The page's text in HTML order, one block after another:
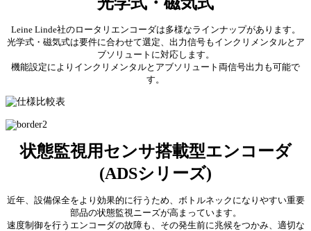
Leine Linde社のロータリエンコーダは多様なラインナップがあります。
光学式・磁気式は要件に合わせて選定、出力信号もインクリメンタルとア
ブソリュートに対応します。
機能設定によりインクリメンタルとアブソリュート両信号出力も可能で
す。
状態監視用センサ搭載型エンコーダ
(ADSシリーズ)
近年、設備保全をより効果的に行うため、ボトルネックになりやすい重要
部品の状態監視ニーズが高まっています。
速度制御を行うエンコーダの故障も、その発生前に兆候をつかみ、適切な